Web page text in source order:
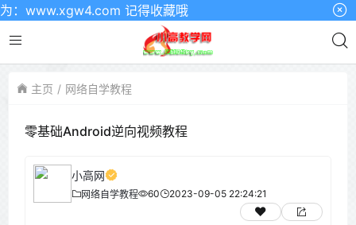
www.xgw4.com 记得收藏哦
主页 网络自学教程
零基础Android逆向视频教程
小高网
网络自学教程 60 2023-09-05 22:24:21